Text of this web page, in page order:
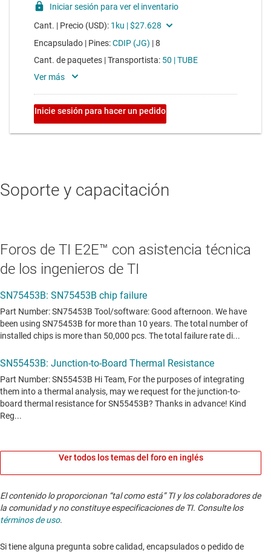
Soporte y capacitación
Foros de TI E2E™ con asistencia técnica
de los ingenieros de TI
Ver todos los temas del foro en inglés
El contenido lo proporcionan “tal como está” TI y los colaboradores de
la comunidad y no constituye especificaciones de TI. Consulte los
términos de uso.
Si tiene alguna pregunta sobre calidad, encapsulados o pedido de